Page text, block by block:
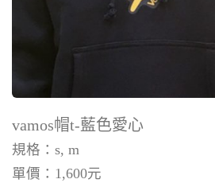
vamos帽t-藍色愛心
規格：s, m
單價： 1,600元